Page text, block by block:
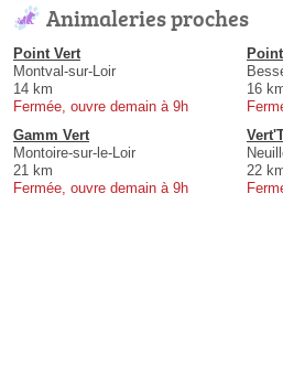
Animaleries proches
Point Vert
Montval-sur-Loir
14 km
Fermée, ouvre demain à 9h
16
Gamm Vert
Montoire-sur-le-Loir
21 km
Fermée, ouvre demain à 9h
22